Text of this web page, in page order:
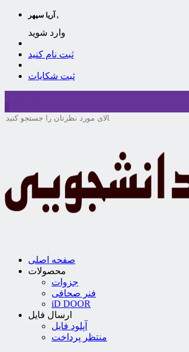
آریا سپهر ,
وارد شوید
ثبت نام کنید
ثبت شکایات
صفحه اصلی
محصولات
جزوات
فنر صحافی
iD DOOR
ارسال فایل
آپلود فایل
منتظر پرداخت